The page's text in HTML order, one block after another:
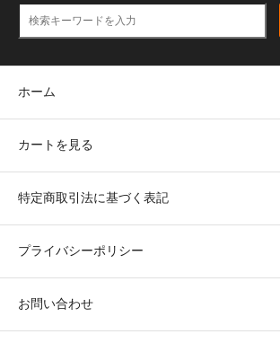
ホーム
カートを見る
特定商取引法に基づく表記
プライバシーポリシー
お問い合わせ